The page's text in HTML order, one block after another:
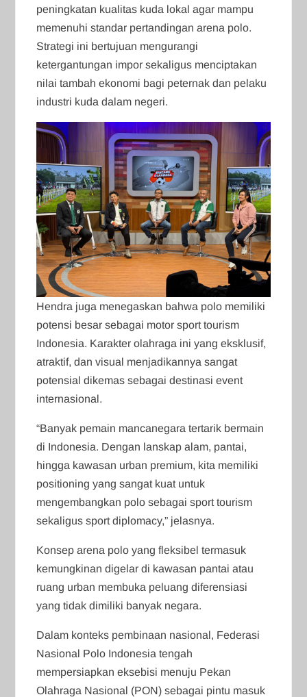
peningkatan kualitas kuda lokal agar mampu
memenuhi standar pertandingan arena polo.
Strategi ini bertujuan mengurangi
ketergantungan impor sekaligus menciptakan
nilai tambah ekonomi bagi peternak dan pelaku
industri kuda dalam negeri.
Hendra juga menegaskan bahwa polo memiliki
potensi besar sebagai motor sport tourism
Indonesia. Karakter olahraga ini yang eksklusif,
atraktif, dan visual menjadikannya sangat
potensial dikemas sebagai destinasi event
internasional.
“Banyak pemain mancanegara tertarik bermain
di Indonesia. Dengan lanskap alam, pantai,
hingga kawasan urban premium, kita memiliki
positioning yang sangat kuat untuk
mengembangkan polo sebagai sport tourism
sekaligus sport diplomacy,” jelasnya.
Konsep arena polo yang fleksibel termasuk
kemungkinan digelar di kawasan pantai atau
ruang urban membuka peluang diferensiasi
yang tidak dimiliki banyak negara.
Dalam konteks pembinaan nasional, Federasi
Nasional Polo Indonesia tengah
mempersiapkan eksebisi menuju Pekan
Olahraga Nasional (PON) sebagai pintu masuk